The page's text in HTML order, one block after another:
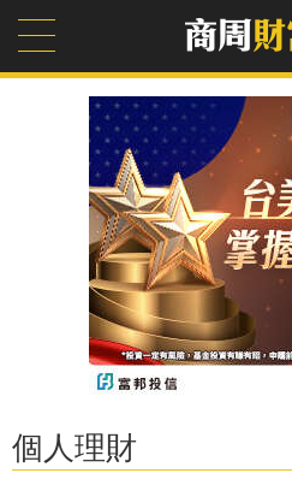
個人理財